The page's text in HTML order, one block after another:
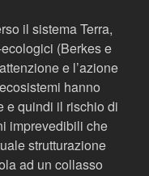
il sistema Terra,
(Berkes e
e l’azione
hanno
e quindi il rischio di
imprevedibili che
strutturazione
ad un collasso